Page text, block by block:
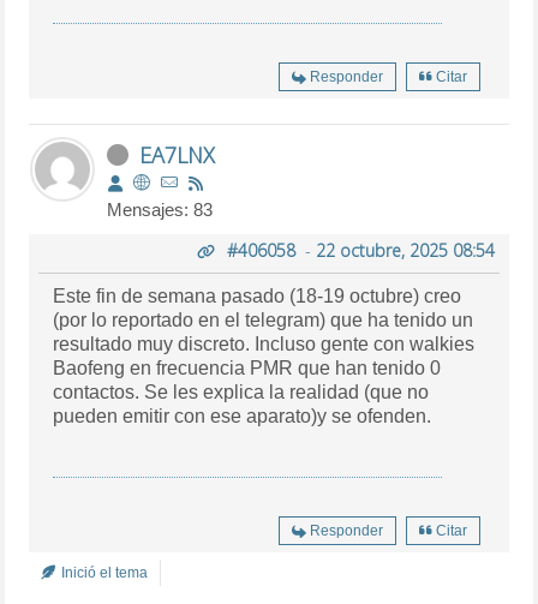
Responder Citar
EA7LNX
Mensajes: 83
#406058- 22 octubre, 2025 08:54
Este fin de semana pasado (18-19 octubre) creo
(por lo reportado en el telegram) que ha tenido un
resultado muy discreto. Incluso gente con walkies
Baofeng en frecuencia PMR que han tenido 0
contactos. Se les explica la realidad (que no
pueden emitir con ese aparato)y se ofenden.
Responder Citar
Inició el tema